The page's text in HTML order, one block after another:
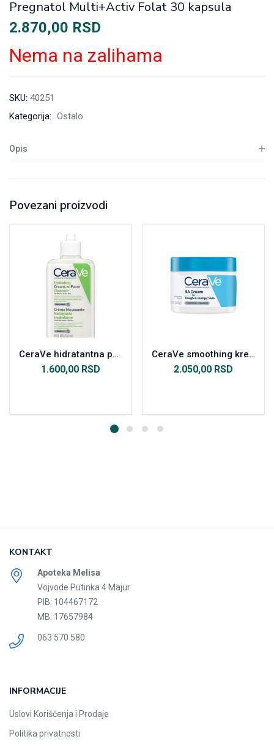
Pregnatol Multi+Activ Folat 30 kapsula
2.870,00 RSD
Nema na zalihama
SKU: 40251
Kategorija: Ostalo
Opis
Povezani proizvodi
CeraVe hidratantna pena za čišćenje lica 236 ml
1.600,00 RSD
CeraVe smoothing krema 340 ml
2.050,00 RSD
KONTAKT
Apoteka Melisa
Vojvode Putinka 4 Majur
PIB: 104467172
MB: 17657984
063 570 580
INFORMACIJE
Uslovi Korišćenja i Prodaje
Politika privatnosti